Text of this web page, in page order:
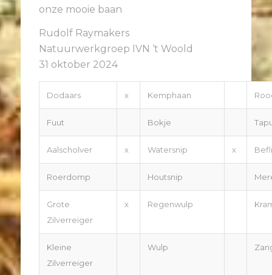
onze mooie baan
Rudolf Raymakers
Natuurwerkgroep IVN ‘t Woold
31 oktober 2024
Dodaars x Kemphaan
Fuut Bokje
Aalscholver x Watersnip x
Roerdomp Houtsnip
Grote
Zilverreiger
x Regenwulp
Kleine
Zilverreiger
Wulp